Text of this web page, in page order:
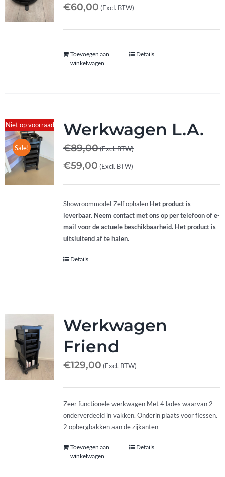
€60,00 (Excl. BTW)
Toevoegen aan
winkelwagen
Details
Niet op voorraad
Sale!
Werkwagen L.A.
€89,00(Excl. BTW)
€59,00 (Excl. BTW)
Showroommodel Zelf ophalen Het product is
leverbaar. Neem contact met ons op per telefoon of e-
mail voor de actuele beschikbaarheid. Het product is
uitsluitend af te halen.
Details
Werkwagen
Friend
€129,00 (Excl. BTW)
Zeer functionele werkwagen Met 4 lades waarvan 2
onderverdeeld in vakken. Onderin plaats voor flessen.
2 opbergbakken aan de zijkanten
Toevoegen aan
winkelwagen
Details